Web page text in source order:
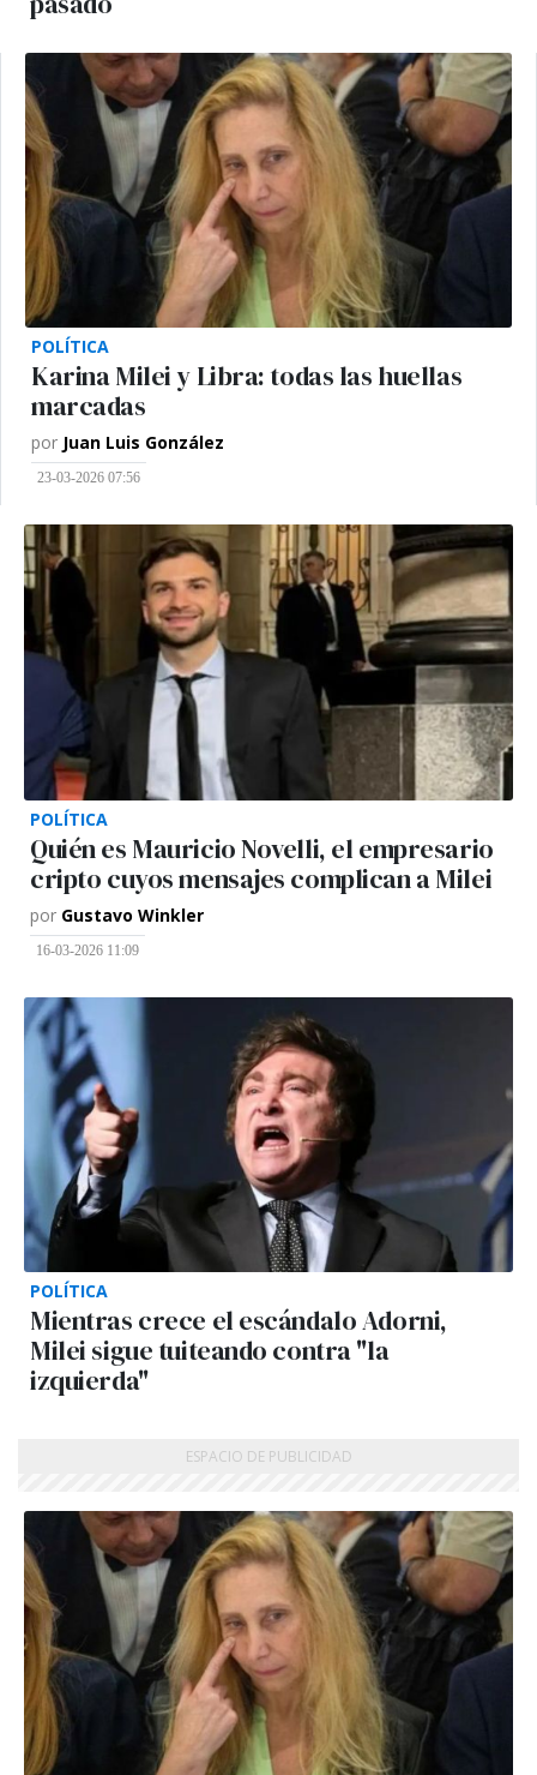
POLÍTICA
Karina Milei y Libra: todas las huellas
marcadas
por Juan Luis González
23-03-2026 07:56
POLÍTICA
Quién es Mauricio Novelli, el empresario
cripto cuyos mensajes complican a Milei
por Gustavo Winkler
16-03-2026 11:09
POLÍTICA
Mientras crece el escándalo Adorni,
Milei sigue tuiteando contra "la
izquierda"